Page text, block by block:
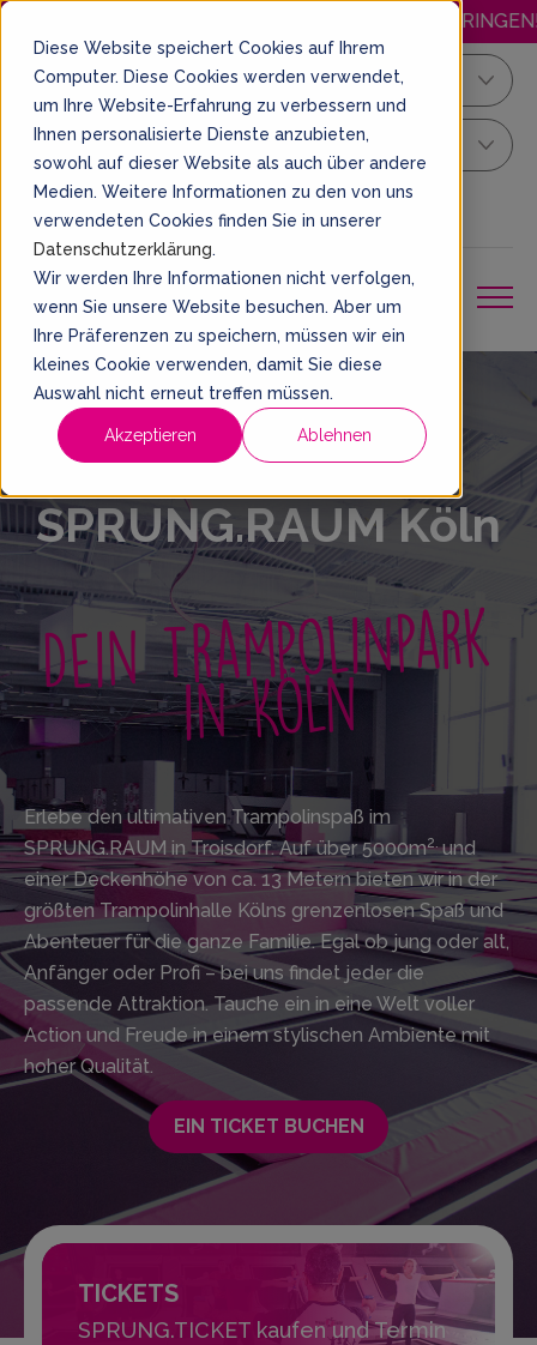
Diese Website speichert Cookies auf Ihrem
Computer. Diese Cookies werden verwendet,
um Ihre Website-Erfahrung zu verbessern und
Ihnen personalisierte Dienste anzubieten,
sowohl auf dieser Website als auch über andere
Medien. Weitere Informationen zu den von uns
verwendeten Cookies finden Sie in unserer
Datenschutzerklärung.
Wir werden Ihre Informationen nicht verfolgen,
wenn Sie unsere Website besuchen. Aber um
Ihre Präferenzen zu speichern, müssen wir ein
kleines Cookie verwenden, damit Sie diese
Auswahl nicht erneut treffen müssen.
Akzeptieren Ablehnen
Köln/Bonn
Dein Sprung Ticket
EIN TICKET BUCHEN DE
Willkommen im
SPRUNG.RAUM Köln
Dein Trampolinpark
in Köln
Erlebe den ultimativen Trampolinspaß im
SPRUNG.RAUM in Troisdorf. Auf über5000m2. und
einer Deckenhöhe von ca. 13 Meternbieten wir in der
größten Trampolinhalle Kölns grenzenlosen Spaß und
Abenteuer für die ganze Familie. Egal ob jung oder alt,
Anfänger oder Profi – bei uns findet jeder die
passende Attraktion. Tauche ein in eine Welt voller
Action und Freude in einem stylischen Ambiente mit
hoher Qualität.
EIN TICKET BUCHEN
TICKETS
SPRUNG.TICKET kaufen und Termin